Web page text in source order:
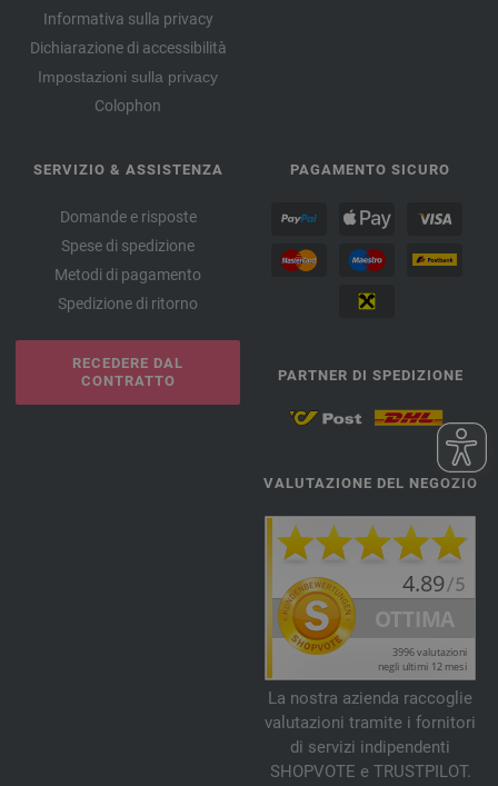
Informativa sulla privacy
Dichiarazione di accessibilità
Impostazioni sulla privacy
Colophon
SERVIZIO & ASSISTENZA
Domande e risposte
Spese di spedizione
Metodi di pagamento
Spedizione di ritorno
RECEDERE DAL
CONTRATTO
PAGAMENTO SICURO
PARTNER DI SPEDIZIONE
VALUTAZIONE DEL NEGOZIO
La nostra azienda raccoglie
valutazioni tramite i fornitori
di servizi indipendenti
SHOPVOTE e TRUSTPILOT.